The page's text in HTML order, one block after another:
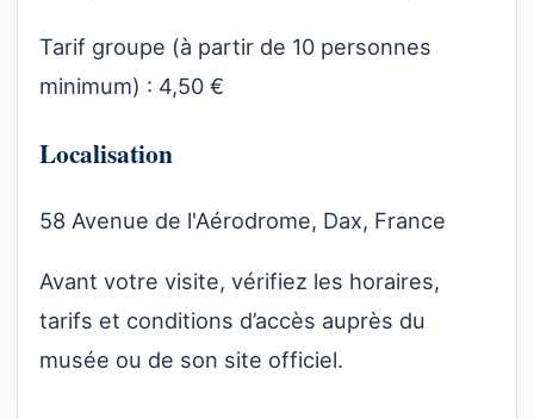
Tarif groupe (à partir de 10 personnes
minimum) : 4,50 €
Localisation
58 Avenue de l'Aérodrome, Dax, France
Avant votre visite, vérifiez les horaires,
tarifs et conditions d’accès auprès du
musée ou de son site officiel.